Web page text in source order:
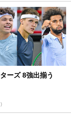
ーズ 8強出揃う